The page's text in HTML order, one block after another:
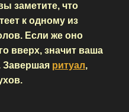
заметите, что
к одному из
Если же оно
вверх, значит ваша
Завершая ритуал,